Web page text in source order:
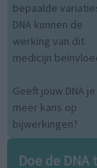
bepaalde
DNA kunnen de
werking van dit
medicijn
Geeft jouw DNA je
meer kans op
bijwerkingen?
Doe de DNA